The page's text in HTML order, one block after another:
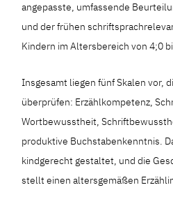
angepasste, umfassende
und der frühen
Kindern im Altersbereich von 4;0
Insgesamt liegen fünf Skalen vor,
überprüfen: Erzählkompetenz,
Wortbewusstheit,
produktive Buchstabenkenntnis.
kindgerecht gestaltet, und die
stellt einen altersgemäßen